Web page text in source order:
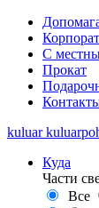
С
Прокат
kuluar kuluarpo
Куда
Части
Все